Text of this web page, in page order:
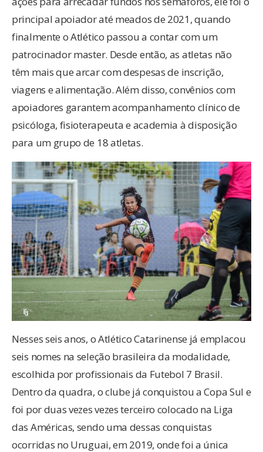
principal apoiador até meados de 2021, quando
finalmente o Atlético passou a contar com um
patrocinador master. Desde então, as atletas não
têm mais que arcar com despesas de inscrição,
viagens e alimentação. Além disso, convênios com
apoiadores garantem acompanhamento clínico de
psicóloga, fisioterapeuta e academia à disposição
para um grupo de 18 atletas.
Nesses seis anos, o Atlético Catarinense já emplacou
seis nomes na seleção brasileira da modalidade,
escolhida por profissionais da Futebol 7 Brasil.
Dentro da quadra, o clube já conquistou a Copa Sul e
foi por duas vezes vezes terceiro colocado na Liga
das Américas, sendo uma dessas conquistas
ocorridas no Uruguai, em 2019, onde foi a única